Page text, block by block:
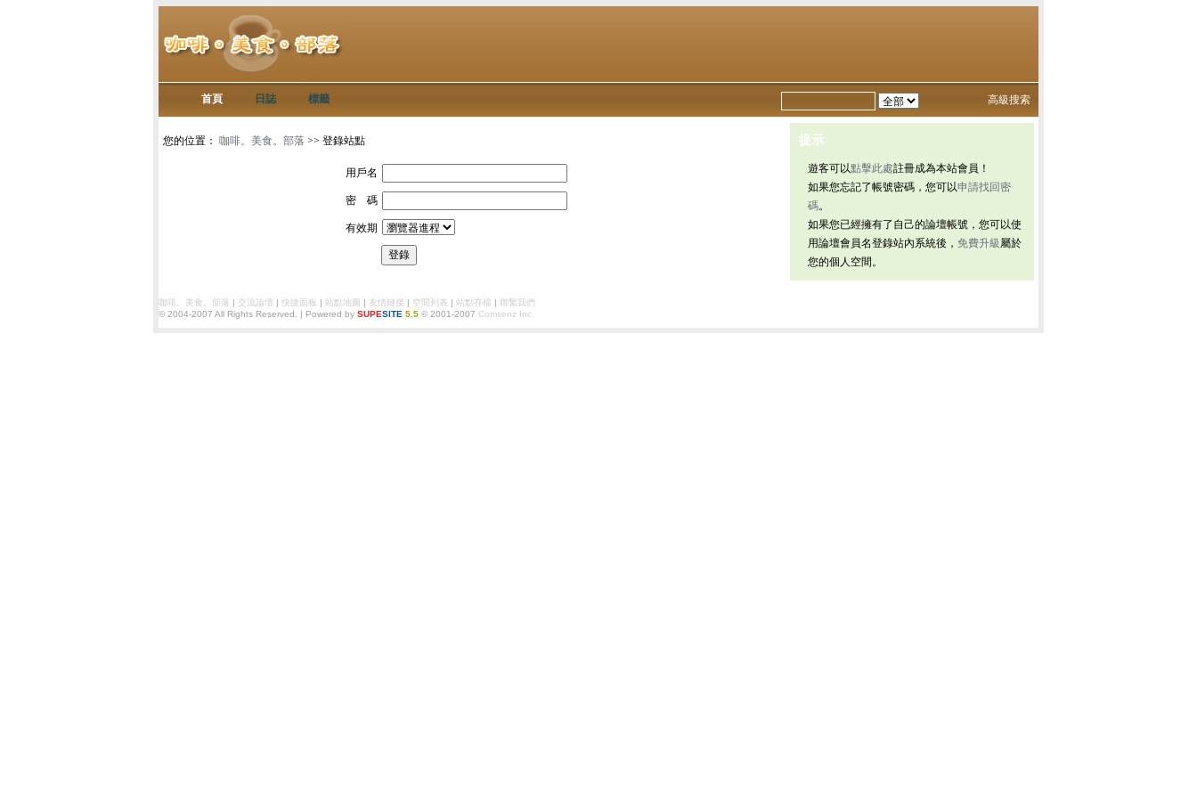
首頁 日誌 標籤 高級搜索
您的位置： 咖啡。美食。部落 >> 登錄站點
用戶名
密 碼
有效期
登錄
提示
遊客可以點擊此處註冊成為本站會員！
如果您忘記了帳號密碼，您可以申請找回密
碼。
如果您已經擁有了自己的論壇帳號，您可以使
用論壇會員名登錄站內系統後， 免費升級 屬於
您的個人空間。
咖啡。美食。部落 | 交流論壇 | 快捷面板 | 站點地圖 | 友情鏈接 | 空間列表 | 站點存檔 | 聯繫我們
© 2004-2007 All Rights Reserved. | Powered by SUPESITE 5.5 © 2001-2007 Comsenz Inc.